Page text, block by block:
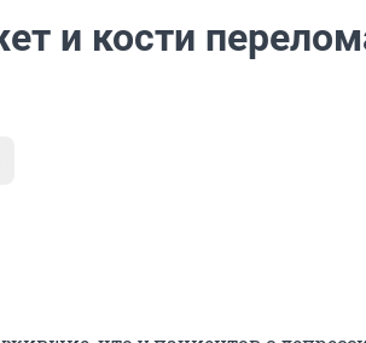
и кости